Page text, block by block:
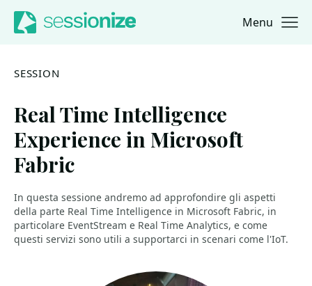
Jump to navigation
Jump to content Menu
SESSION
Real Time Intelligence
Experience in Microsoft
Fabric
In questa sessione andremo ad approfondire gli aspetti
della parte Real Time Intelligence in Microsoft Fabric, in
particolare EventStream e Real Time Analytics, e come
questi servizi sono utili a supportarci in scenari come l'IoT.